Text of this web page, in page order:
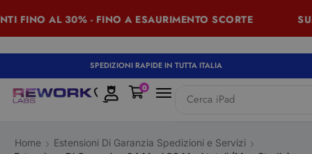
FINO AL 30% - FINO A ESAURIMENTO SCORTE
SPEDIZIONI RAPIDE IN TUTTA ITALIA
Cerca iPad
0
Home
Estensioni Di Garanzia Spedizioni e Servizi